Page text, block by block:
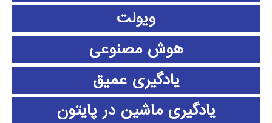
ویولت
هوش مصنوعی
یادگیری عمیق
یادگیری ماشین در پایتون